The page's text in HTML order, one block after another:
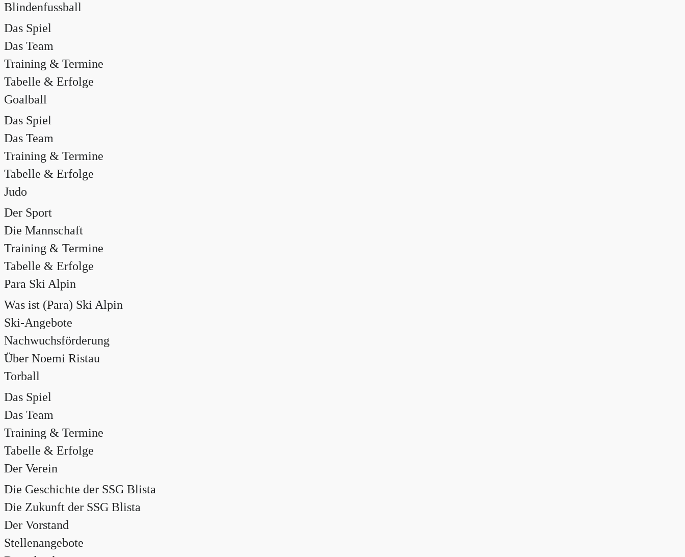
Blindenfussball
Das Spiel
Das Team
Training & Termine
Tabelle & Erfolge
Goalball
Das Spiel
Das Team
Training & Termine
Tabelle & Erfolge
Judo
Der Sport
Die Mannschaft
Training & Termine
Tabelle & Erfolge
Para Ski Alpin
Was ist (Para) Ski Alpin
Ski-Angebote
Nachwuchsförderung
Über Noemi Ristau
Torball
Das Spiel
Das Team
Training & Termine
Tabelle & Erfolge
Der Verein
Die Geschichte der SSG Blista
Die Zukunft der SSG Blista
Der Vorstand
Stellenangebote